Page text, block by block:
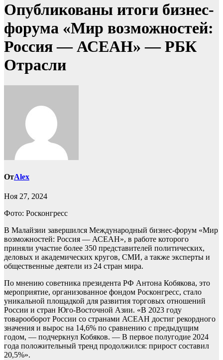
Опубликованы итоги бизнес-
форума «Мир возможностей:
Россия — АСЕАН» — РБК
Отрасли
ОтAlex
Ноя 27, 2024
Фото: Росконгресс
В Малайзии завершился Международный бизнес-форум «Мир
возможностей: Россия — АСЕАН», в работе которого
приняли участие более 350 представителей политических,
деловых и академических кругов, СМИ, а также эксперты и
общественные деятели из 24 стран мира.
По мнению советника президента РФ Антона Кобякова, это
мероприятие, организованное фондом Росконгресс, стало
уникальной площадкой для развития торговых отношений
России и стран Юго-Восточной Азии. «В 2023 году
товарооборот России со странами АСЕАН достиг рекордного
значения и вырос на 14,6% по сравнению с предыдущим
годом, — подчеркнул Кобяков. — В первое полугодие 2024
года положительный тренд продолжился: прирост составил
20,5%».